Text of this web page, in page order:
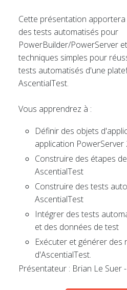
Cette présentation
des tests automatisés pour
PowerBuilder/PowerServer
techniques simples pour
tests automatisés d'une
AscentialTest.
Vous apprendrez à :
Définir des objets
application PowerServer
Construire des étapes
AscentialTest
Construire des tests
AscentialTest
Intégrer des tests
et des données de test
Exécuter et générer des
d'AscentialTest.
Présentateur : Brian Le Suer